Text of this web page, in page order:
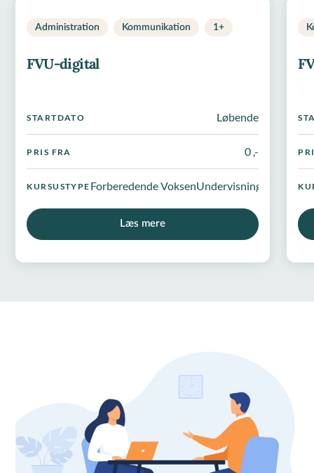
Administration Kommunikation 1+
FVU-digital
STARTDATO Løbende
PRIS FRA 0 ,-
KURSUSTYPE Forberedende VoksenUndervisning
Læs mere